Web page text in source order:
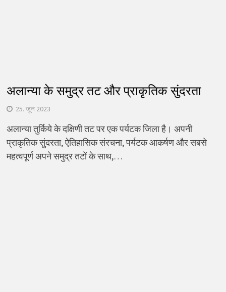
अलान्या के समुद्र तट और प्राकृतिक सुंदरता
25. जून 2023
अलान्या तुर्किये के दक्षिणी तट पर एक पर्यटक जिला है। अपनी
प्राकृतिक सुंदरता, ऐतिहासिक संरचना, पर्यटक आकर्षण और सबसे
महत्वपूर्ण अपने समुद्र तटों के साथ,…